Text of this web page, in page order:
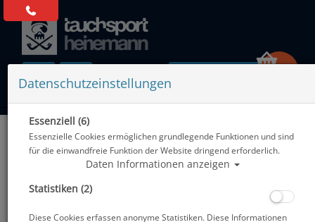
Alle Artikel zeigen aus: Abverkauf
Datenschutzeinstellungen
Essenziell (6)
Essenzielle Cookies ermöglichen grundlegende Funktionen und sind
für die einwandfreie Funktion der Website dringend erforderlich.
Daten Informationen anzeigen
Statistiken (2)
Diese Cookies erfassen anonyme Statistiken. Diese Informationen